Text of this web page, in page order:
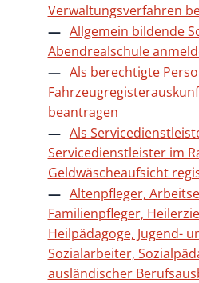
Verwaltungsverfahren
Allgemein bildende
Abendrealschule
Als berechtigte
beantragen
Als
Servicedienstleister im
Geldwäscheaufsicht
Altenpfleger,
Familienpfleger,
Heilpädagoge, Jugend-
Sozialarbeiter,
ausländischer